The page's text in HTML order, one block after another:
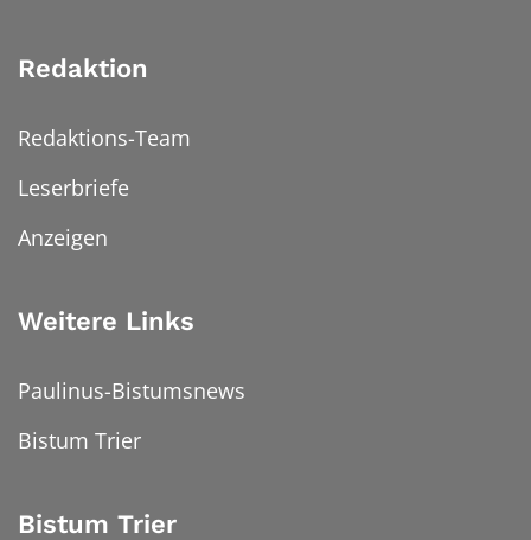
Redaktion
Redaktions-Team
Leserbriefe
Anzeigen
Weitere Links
Paulinus-Bistumsnews
Bistum Trier
Bistum Trier